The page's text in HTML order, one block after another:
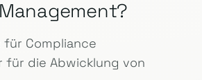
Compliance
für die Abwicklung von